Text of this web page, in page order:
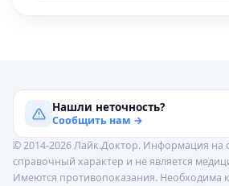
Нашли неточность?
Сообщить нам →
© 2014-2026 Лайк.Доктор. Информация на
справочный характер и не является
Имеются противопоказания. Необходима